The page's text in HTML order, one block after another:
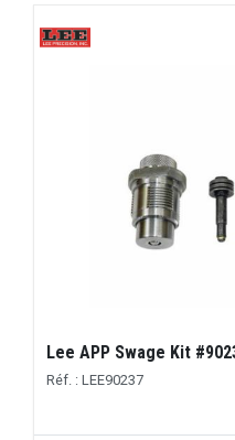
Lee APP Swage Kit
Réf. : LEE90237